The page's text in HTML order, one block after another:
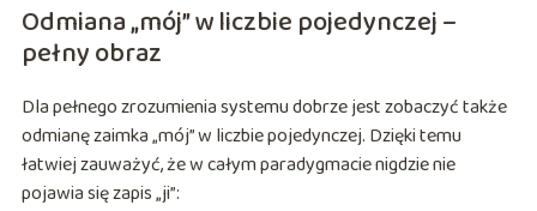
Odmiana „mój” w liczbie pojedynczej –
pełny obraz
Dla pełnego zrozumienia systemu dobrze jest zobaczyć także
odmianę zaimka „mój” w liczbie pojedynczej. Dzięki temu
łatwiej zauważyć, że w całym paradygmacie nigdzie nie
pojawia się zapis „ji”: